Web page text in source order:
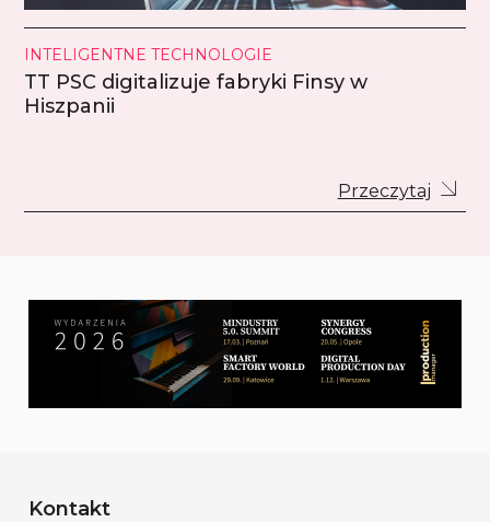
INTELIGENTNE TECHNOLOGIE
TT PSC digitalizuje fabryki Finsy w
Hiszpanii
Przeczytaj
Kontakt